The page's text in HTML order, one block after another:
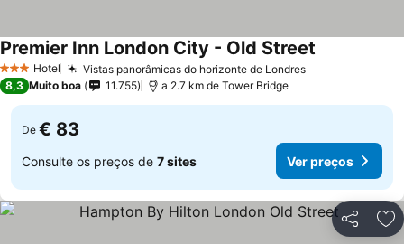
3 EstrelasHotel Vistas panorâmicas do horizonte de LondresVer preços
Premier Inn London City - Old Street
8,3 Muito boa 11.755 a 2.7 km de Tower Bridge
De € 83
Consulte os preços de 7 sites Ver preços
Partilhar